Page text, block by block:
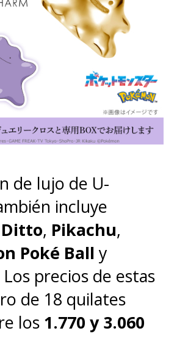
de lujo de U-
incluye
Ditto, Pikachu,
Poké Ball y
Los precios de estas
de 18 quilates
los 1.770 y 3.060